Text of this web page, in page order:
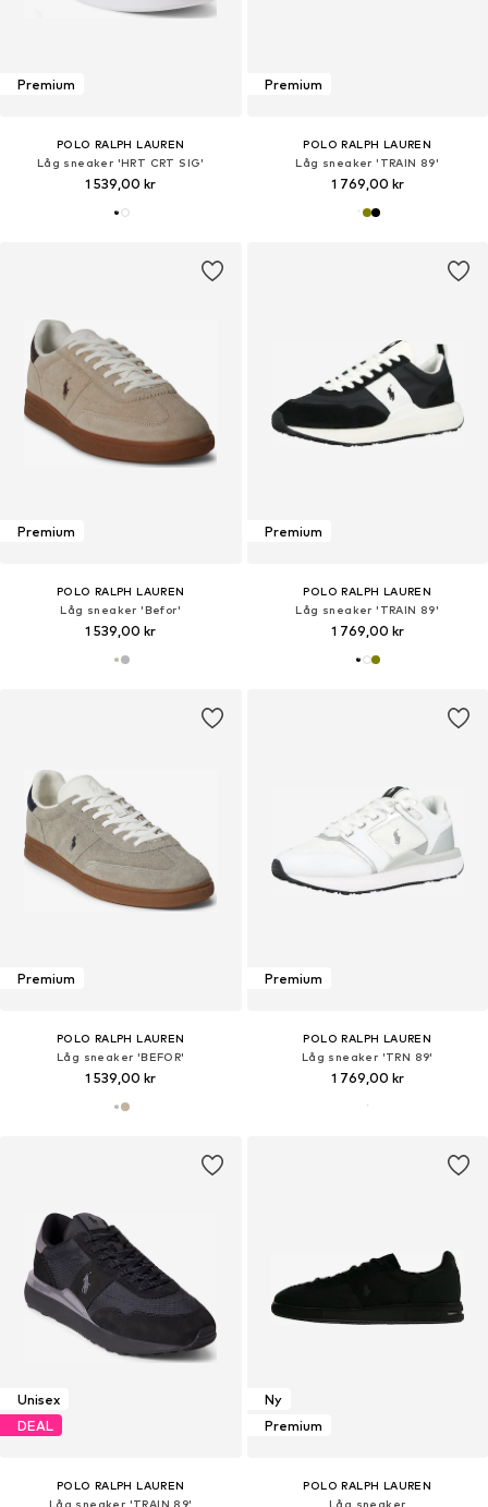
Premium
POLO RALPH LAUREN
Låg sneaker 'HRT CRT SIG'
1 539,00 kr
Premium
POLO RALPH LAUREN
Låg sneaker 'TRAIN 89'
1 769,00 kr
Premium
POLO RALPH LAUREN
Låg sneaker 'Befor'
1 539,00 kr
Premium
POLO RALPH LAUREN
Låg sneaker 'TRAIN 89'
1 769,00 kr
Premium
POLO RALPH LAUREN
Låg sneaker 'BEFOR'
1 539,00 kr
Premium
POLO RALPH LAUREN
Låg sneaker 'TRN 89'
1 769,00 kr
Unisex
DEAL
POLO RALPH LAUREN
Låg sneaker 'TRAIN 89'
Ny
Premium
POLO RALPH LAUREN
Låg sneaker